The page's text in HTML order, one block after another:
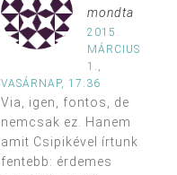
mondta
2015.
MÁRCIUS
1.,
VASÁRNAP, 17:36
Via, igen, fontos, de
nemcsak ez. Hanem
amit Csipikével írtunk
fentebb: érdemes